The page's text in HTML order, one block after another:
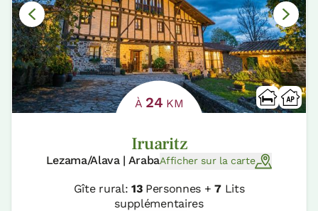
À 24 KM
Iruaritz
Lezama/Alava | ArabaAfficher sur la carte
Gîte rural: 13Personnes +7Lits
supplémentaires